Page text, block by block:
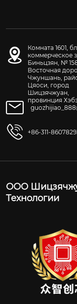
Комната 1601,
коммерческое
Биньцзян, №
Восточная
Чжуншань,
Цяоси, город
Шицзячжуан,
провинция
+86-311-
ООО
Технологии